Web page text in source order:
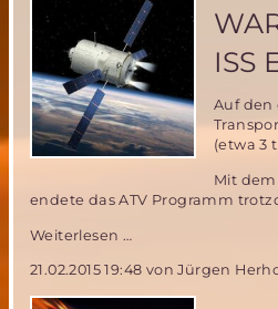
könnte
von
ARCHIMEDES
Ballon-
Technologie
profitieren
ISS
Auf den
(etwa 3
Mit
endete das ATV Programm
Weiterlesen …
ATV
nicht
21.02.2015 19:48 von Jürgen